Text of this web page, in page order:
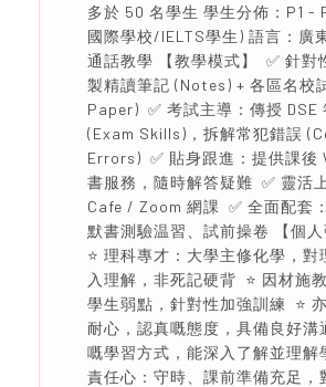
多於 50 名學生 學生分佈：P1 -
國際學校/IELTS學生) 語言：廣
通話教學 【教學模式】 ✅ 針對
製精讀筆記 (Notes) + 各區名校
Paper) ✅ 考試主導：傳授 DSE
(Exam Skills)，拆解常犯錯誤
Errors) ✅ 貼身跟進：提供課後
書服務，隨時解答疑難 ✅ 靈活
Cafe / Zoom 網課 ✅ 全面配套
默書測驗温習、試前操卷 【個人
⭐️ 理科專才：大學主修化學，對
入理解，非死記硬背 ⭐️ 因材施
學生弱點，針對性加強訓練 ⭐️
耐心，認真嘅態度，具備良好溝
嘅學習方式，能深入了解並理解
責任心：守時、課前準備充足，